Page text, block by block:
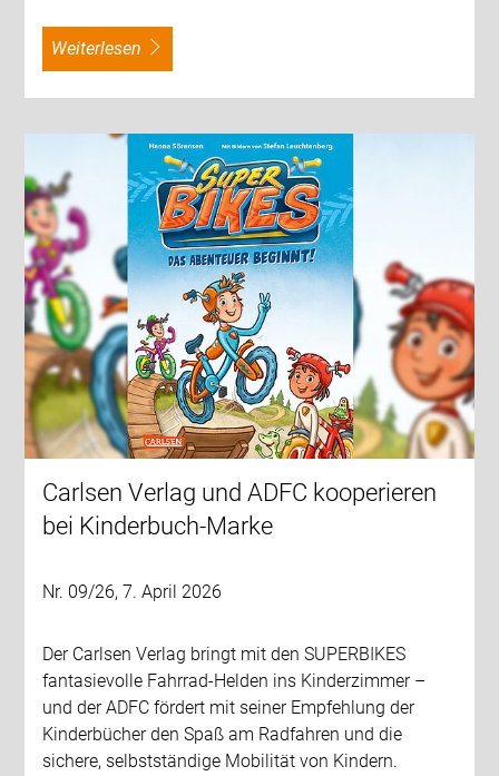
weiterlesen
Carlsen Verlag und ADFC kooperieren
bei Kinderbuch-Marke
Nr. 09/26, 7. April 2026
Der Carlsen Verlag bringt mit den SUPERBIKES
fantasievolle Fahrrad-Helden ins Kinderzimmer –
und der ADFC fördert mit seiner Empfehlung der
Kinderbücher den Spaß am Radfahren und die
sichere, selbstständige Mobilität von Kindern.